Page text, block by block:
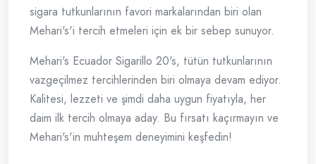
sigara tutkunlarının favori markalarından biri olan
Mehari's'i tercih etmeleri için ek bir sebep sunuyor.
Mehari's Ecuador Sigarillo 20's, tütün tutkunlarının
vazgeçilmez tercihlerinden biri olmaya devam ediyor.
Kalitesi, lezzeti ve şimdi daha uygun fiyatıyla, her
daim ilk tercih olmaya aday. Bu fırsatı kaçırmayın ve
Mehari's'in muhteşem deneyimini keşfedin!